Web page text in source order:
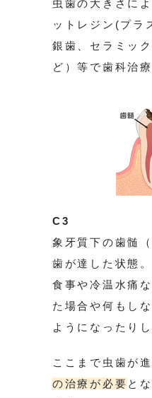
虫歯の大きさに
ットレジン(プラ
銀歯、セラミッ
ど）等で歯科治
C3
象牙質下の歯髄
歯が達した状態。
食事や冷温水痛
た場合や何もし
ようになったりし
ここまで虫歯が
の治療が必要 と